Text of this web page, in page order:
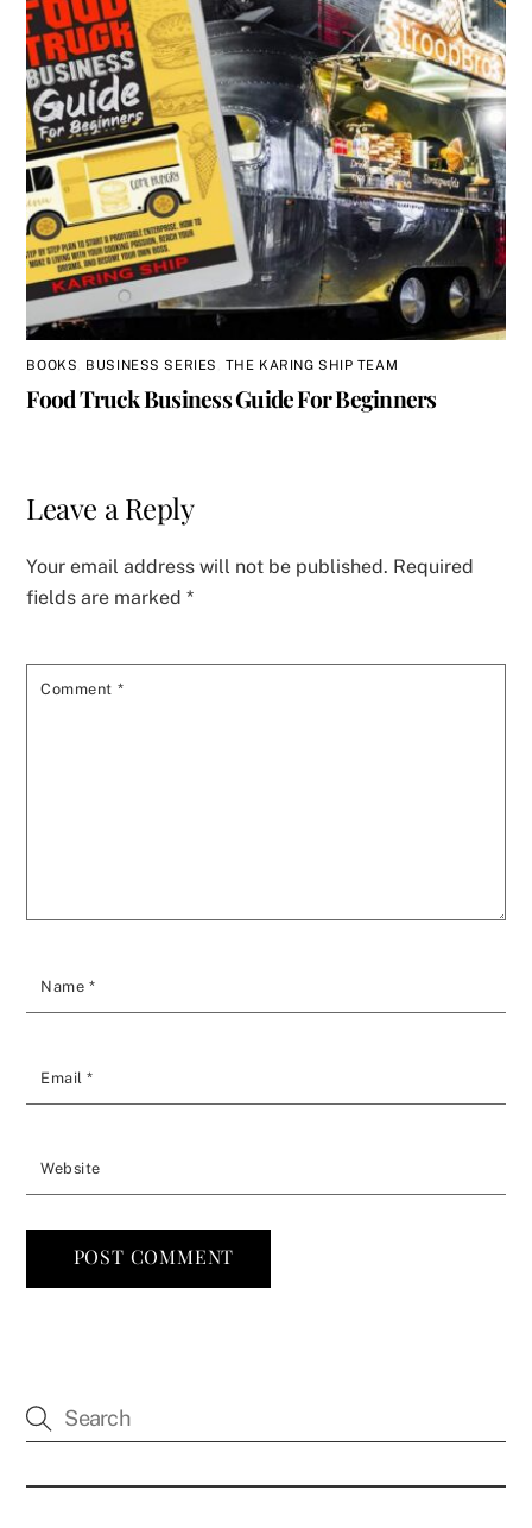
BOOKS BUSINESS SERIES THE KARING SHIP TEAM
Food Truck Business Guide For Beginners
Leave a Reply
Your email address will not be published. Required
fields are marked*
Comment *
Name *
Email*
Website